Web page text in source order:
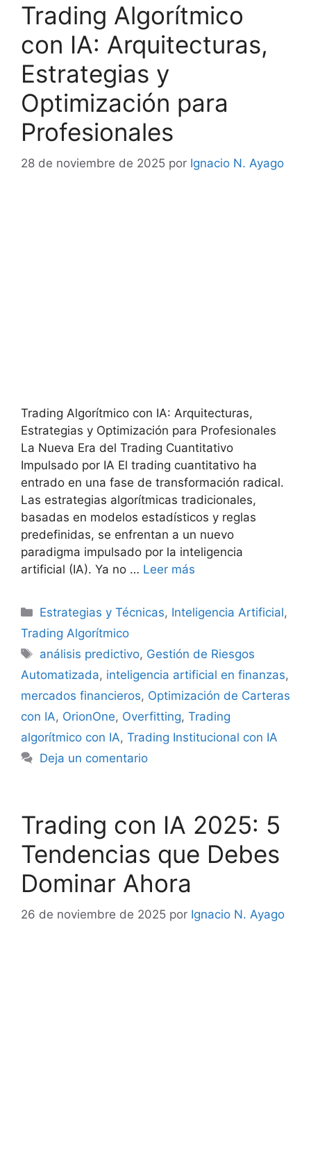
Trading Algorítmico
con IA: Arquitecturas,
Estrategias y
Optimización para
Profesionales
28 de noviembre de 2025 por Ignacio N. Ayago
Trading Algorítmico con IA: Arquitecturas,
Estrategias y Optimización para Profesionales
La Nueva Era del Trading Cuantitativo
Impulsado por IA El trading cuantitativo ha
entrado en una fase de transformación radical.
Las estrategias algorítmicas tradicionales,
basadas en modelos estadísticos y reglas
predefinidas, se enfrentan a un nuevo
paradigma impulsado por la inteligencia
artificial (IA). Ya no … Leer más
Categorías
Estrategias y Técnicas, Inteligencia Artificial,
Trading Algorítmico
Etiquetas
análisis predictivo, Gestión de Riesgos
Automatizada, inteligencia artificial en finanzas,
mercados financieros, Optimización de Carteras
con IA, OrionOne, Overfitting, Trading
algorítmico con IA, Trading Institucional con IA
Deja un comentario
Trading con IA 2025: 5
Tendencias que Debes
Dominar Ahora
26 de noviembre de 2025 por Ignacio N. Ayago